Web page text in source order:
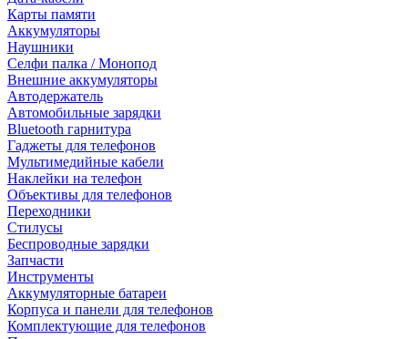
Карты памяти
Аккумуляторы
Наушники
Селфи палка / Монопод
Внешние аккумуляторы
Автодержатель
Автомобильные зарядки
Bluetooth гарнитура
Гаджеты для телефонов
Мультимедийные кабели
Наклейки на телефон
Объективы для телефонов
Переходники
Стилусы
Беспроводные зарядки
Запчасти
Инструменты
Аккумуляторные батареи
Корпуса и панели для телефонов
Комплектующие для телефонов